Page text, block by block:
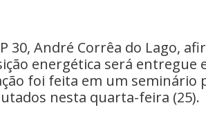
30, André Corrêa do Lago,
energética será entregue
foi feita em um seminário
nesta quarta-feira (25).